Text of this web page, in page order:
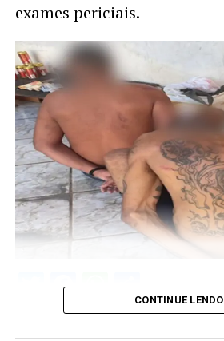
exames periciais.
Twitter
Facebook
WhatsApp
Share
CONTINUE LENDO